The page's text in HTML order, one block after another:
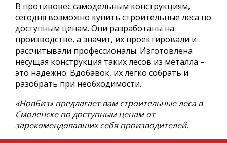
В противовес самодельным конструкциям,
сегодня возможно купить строительные леса по
доступным ценам. Они разработаны на
производстве, а значит, их проектировали и
рассчитывали профессионалы. Изготовлена
несущая конструкция таких лесов из металла –
это надежно. Вдобавок, их легко собрать и
разобрать при необходимости.
«НовБиз» предлагает вам строительные леса в
Смоленске по доступным ценам от
зарекомендовавших себя производителей.